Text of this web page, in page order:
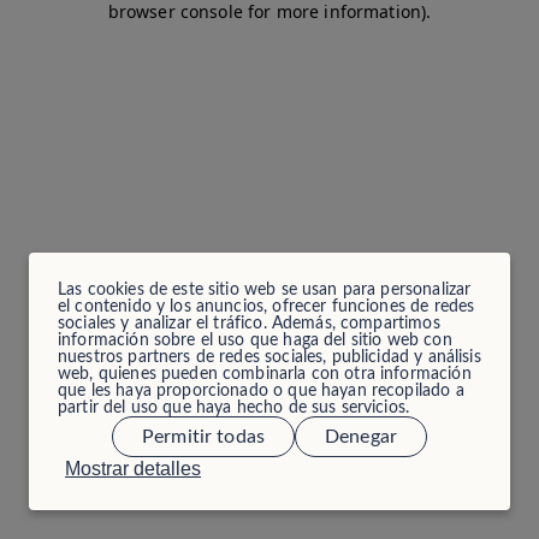
Las cookies de este sitio web se usan para personalizar
el contenido y los anuncios, ofrecer funciones de redes
sociales y analizar el tráfico. Además, compartimos
información sobre el uso que haga del sitio web con
nuestros partners de redes sociales, publicidad y análisis
web, quienes pueden combinarla con otra información
que les haya proporcionado o que hayan recopilado a
partir del uso que haya hecho de sus servicios.
Mostrar detalles
Permitir todas Denegar
browser console for more information).